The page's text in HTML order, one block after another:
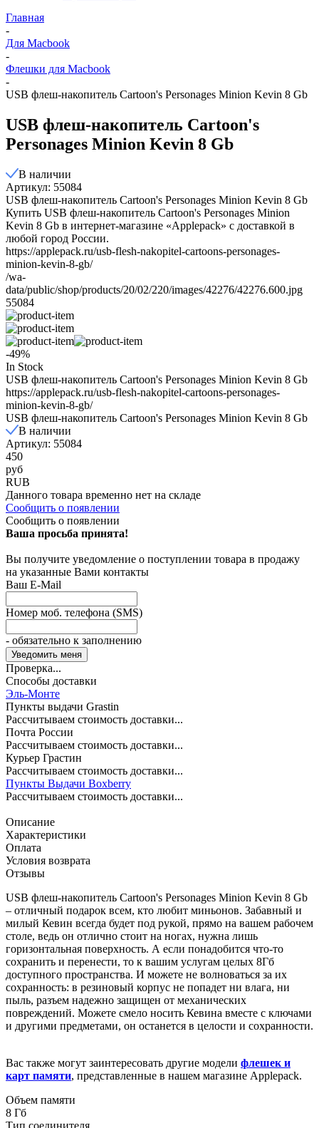
Главная
-
Для Macbook
-
Флешки для Macbook
-
USB флеш-накопитель Cartoon's Personages Minion Kevin 8 Gb
USB флеш-накопитель Cartoon's
Personages Minion Kevin 8 Gb
В наличии
Артикул: 55084
USB флеш-накопитель Cartoon's Personages Minion Kevin 8 Gb
Купить USB флеш-накопитель Cartoon's Personages Minion
Kevin 8 Gb в интернет-магазине «Applepack» с доставкой в
любой город России.
https://applepack.ru/usb-flesh-nakopitel-cartoons-personages-
minion-kevin-8-gb/
/wa-
data/public/shop/products/20/02/220/images/42276/42276.600.jpg
55084
-49%
In Stock
USB флеш-накопитель Cartoon's Personages Minion Kevin 8 Gb
https://applepack.ru/usb-flesh-nakopitel-cartoons-personages-
minion-kevin-8-gb/
USB флеш-накопитель Cartoon's Personages Minion Kevin 8 Gb
В наличии
Артикул: 55084
450
руб
RUB
Данного товара временно нет на складе
Сообщить о появлении
Сообщить о появлении
Ваша просьба принята!
Вы получите уведомление о поступлении товара в продажу
на указанные Вами контакты
Ваш E-Mail
Номер моб. телефона (SMS)
- обязательно к заполнению
Проверка...
Способы доставки
Эль-Монте
Пункты выдачи Grastin
Рассчитываем стоимость доставки...
Почта России
Рассчитываем стоимость доставки...
Курьер Грастин
Рассчитываем стоимость доставки...
Пункты Выдачи Boxberry
Рассчитываем стоимость доставки...
Описание
Характеристики
Оплата
Условия возврата
Отзывы
USB флеш-накопитель Cartoon's Personages Minion Kevin 8 Gb
– отличный подарок всем, кто любит миньонов. Забавный и
милый Кевин всегда будет под рукой, прямо на вашем рабочем
столе, ведь он отлично стоит на ногах, нужна лишь
горизонтальная поверхность. А если понадобится что-то
сохранить и перенести, то к вашим услугам целых 8Гб
доступного пространства. И можете не волноваться за их
сохранность: в резиновый корпус не попадет ни влага, ни
пыль, разъем надежно защищен от механических
повреждений. Можете смело носить Кевина вместе с ключами
и другими предметами, он останется в целости и сохранности.
Вас также могут заинтересовать другие модели флешек и
карт памяти, представленные в нашем магазине Applepack.
Объем памяти
8 Гб
Тип соединителя